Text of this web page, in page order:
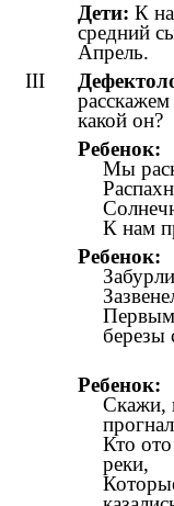
Дети: К
средний
Апрель.
III
какой он?
Ребенок:
Мы
К нам
Ребенок:
березы
Ребенок:
Скажи,
Кто
реки,